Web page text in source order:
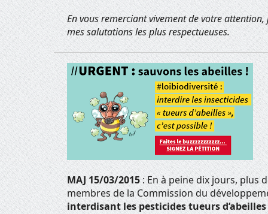
En vous remerciant vivement de votre attention,
mes salutations les plus respectueuses.
MAJ 15/03/2015: En à peine dix jours, plus
membres de la Commission du
interdisant les pesticides tueurs